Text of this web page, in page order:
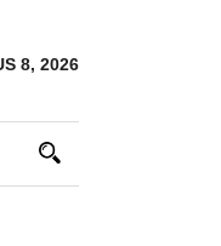
8, 2026